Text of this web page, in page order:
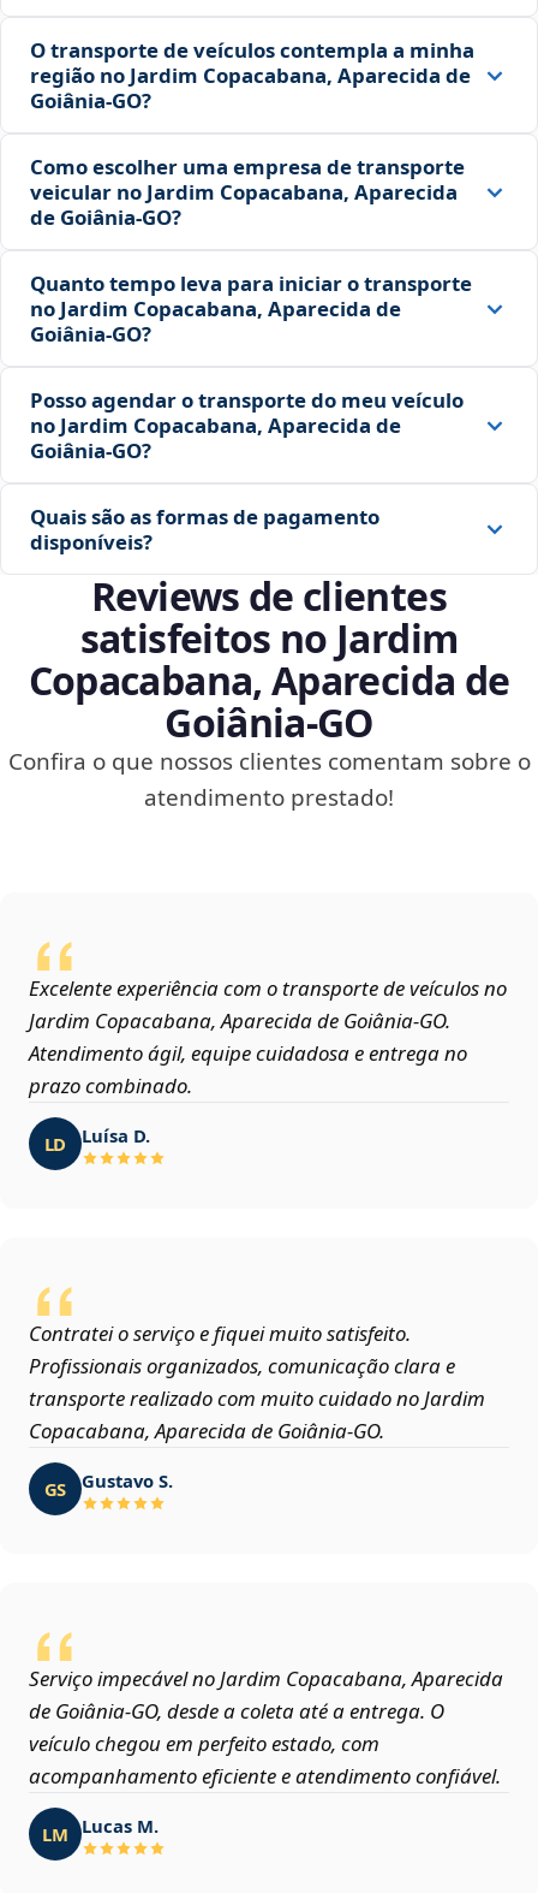
O transporte de veículos contempla a minha
região no Jardim Copacabana, Aparecida de
Goiânia‑GO?
Como escolher uma empresa de transporte
veicular no Jardim Copacabana, Aparecida
de Goiânia‑GO?
Quanto tempo leva para iniciar o transporte
no Jardim Copacabana, Aparecida de
Goiânia‑GO?
Posso agendar o transporte do meu veículo
no Jardim Copacabana, Aparecida de
Goiânia‑GO?
Quais são as formas de pagamento
disponíveis?
Reviews de clientes
satisfeitos no Jardim
Copacabana, Aparecida de
Goiânia‑GO
Confira o que nossos clientes comentam sobre o
atendimento prestado!
Excelente experiência com o transporte de veículos no
Jardim Copacabana, Aparecida de Goiânia‑GO.
Atendimento ágil, equipe cuidadosa e entrega no
prazo combinado.
LD Luísa D.
Contratei o serviço e fiquei muito satisfeito.
Profissionais organizados, comunicação clara e
transporte realizado com muito cuidado no Jardim
Copacabana, Aparecida de Goiânia‑GO.
GS Gustavo S.
Serviço impecável no Jardim Copacabana, Aparecida
de Goiânia‑GO, desde a coleta até a entrega. O
veículo chegou em perfeito estado, com
acompanhamento eficiente e atendimento confiável.
LM Lucas M.